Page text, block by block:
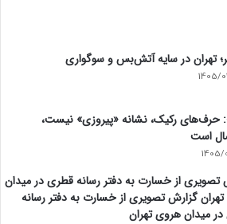
تهران در سایه آتش‌بس و سوگواری
1405/
حرف‌های رکیک، نشانه «پیروزی» نیست،
است
1405/
تصویری از خسارت به دفتر رسانه قطری در میدان
گزارش تصویری از خسارت به دفتر رسانه
میدان هروی تهران